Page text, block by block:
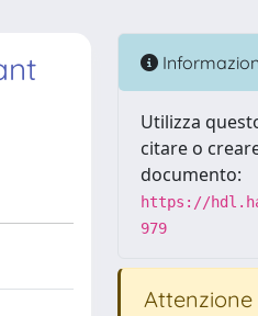
Utilizza
citare o
documento:
https://
979
Attenzione